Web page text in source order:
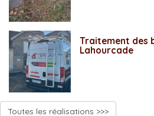
Traitement des
Lahourcade
Toutes les réalisations >>>